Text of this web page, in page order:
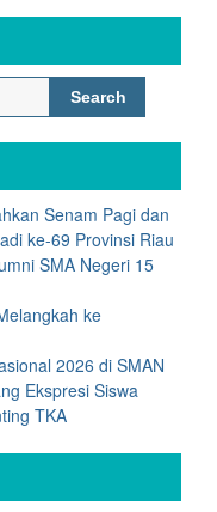
Search
for:
Senam Pagi dan
ke-69 Provinsi Riau
SMA Negeri 15
ke
2026 di SMAN
Ekspresi Siswa
TKA